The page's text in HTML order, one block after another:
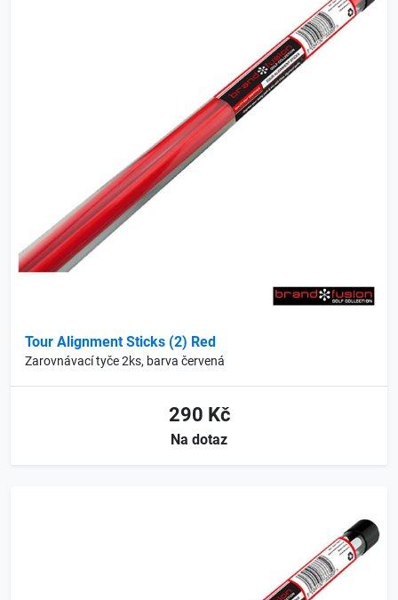
Tour Alignment Sticks (2) Red
Zarovnávací tyče 2ks, barva červená
290 Kč
Na dotaz